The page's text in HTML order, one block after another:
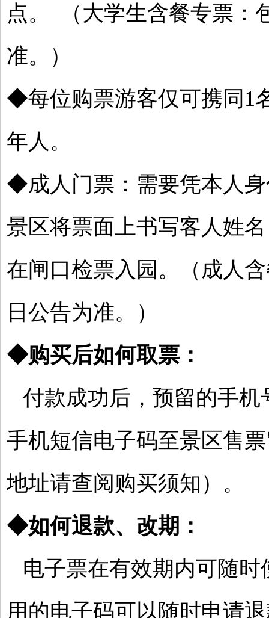
点。 （大学生含餐专票：
准。）
◆每位购票游客仅可携同1
年人。
◆成人门票：需要凭本人
景区将票面上书写客人姓
在闸口检票入园。（成人
日公告为准。）
◆购买后如何取票：
付款成功后，预留的手机
手机短信电子码至景区售
地址请查阅购买须知）。
◆如何退款、改期：
电子票在有效期内可随时
用的电子码可以随时申请